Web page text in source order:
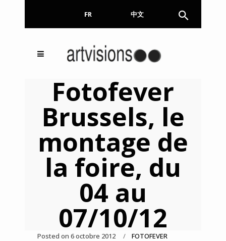
FR 中文
Fotofever
Brussels, le
montage de
la foire, du
04 au
07/10/12
Posted on 6 octobre 2012 FOTOFEVER
Inscrivez-vous à notre
Newsletter !
En continuant, vous acceptez de nous communiquer
votre adresse email pour l’envoi de la Newsletter. En
aucun cas elle ne sera transmise à un tiers.